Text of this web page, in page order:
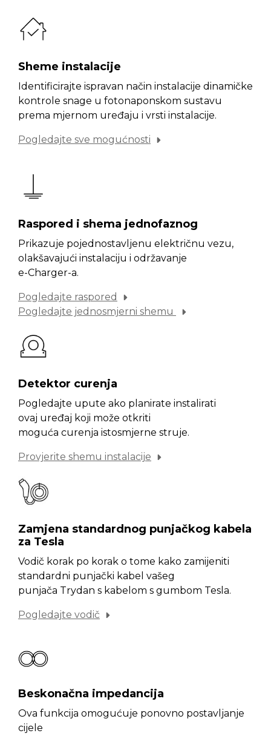
Sheme instalacije
Identificirajte ispravan način instalacije dinamičke
kontrole snage u fotonaponskom sustavu
prema mjernom uređaju i vrsti instalacije.
Pogledajte sve mogućnosti
Raspored i shema jednofaznog
Prikazuje pojednostavljenu električnu vezu,
olakšavajući instalaciju i održavanje
e-Charger-a.
Pogledajte raspored
Pogledajte jednosmjerni shemu
Detektor curenja
Pogledajte upute ako planirate instalirati
ovaj uređaj koji može otkriti
moguća curenja istosmjerne struje.
Provjerite shemu instalacije
Zamjena standardnog punjačkog kabela
za Tesla
Vodič korak po korak o tome kako zamijeniti
standardni punjački kabel vašeg
punjača Trydan s kabelom s gumbom Tesla.
Pogledajte vodič
Beskonačna impedancija
Ova funkcija omogućuje ponovno postavljanje
cijele